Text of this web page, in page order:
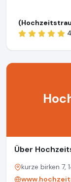
Über
kurze birken 7,